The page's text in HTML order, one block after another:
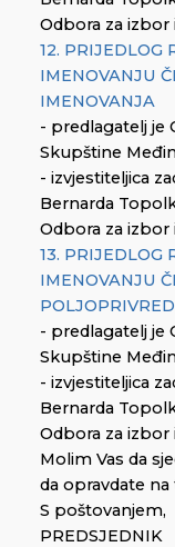
Odbora za izbor
12. PRIJEDLOG
IMENOVANJU
IMENOVANJA
- predlagatelj je
Skupštine
- izvjestiteljica
Bernarda
Odbora za izbor
13. PRIJEDLOG
IMENOVANJU
- predlagatelj je
Skupštine
- izvjestiteljica
Bernarda
Odbora za izbor
Molim Vas da
da opravdate na
S poštovanjem,
PREDSJEDNIK